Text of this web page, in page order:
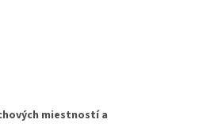
miestností a